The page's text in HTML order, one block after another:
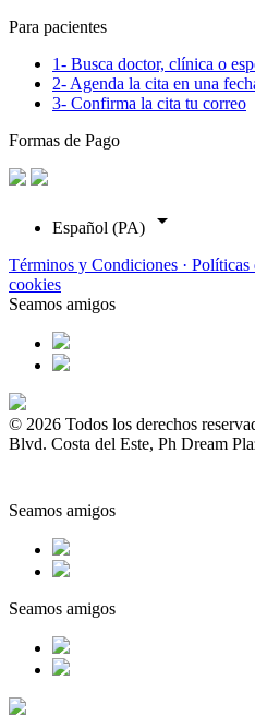
Para pacientes
1- Busca doctor, clínica o
2- Agenda la cita en una
3- Confirma la cita tu correo
Formas de Pago
Español (PA) arrow_drop_down
Términos y Condiciones · Políticas
cookies
Seamos amigos
© 2026 Todos los derechos
Blvd. Costa del Este, Ph Dream
Seamos amigos
Seamos amigos